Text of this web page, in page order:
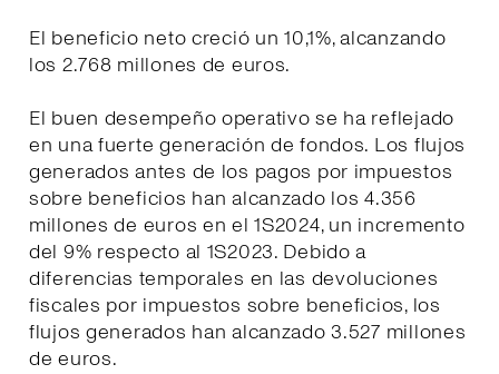
El beneficio neto creció un 10,1%, alcanzando
los 2.768 millones de euros.
El buen desempeño operativo se ha reflejado
en una fuerte generación de fondos. Los flujos
generados antes de los pagos por impuestos
sobre beneficios han alcanzado los 4.356
millones de euros en el 1S2024, un incremento
del 9% respecto al 1S2023. Debido a
diferencias temporales en las devoluciones
fiscales por impuestos sobre beneficios, los
flujos generados han alcanzado 3.527 millones
de euros.